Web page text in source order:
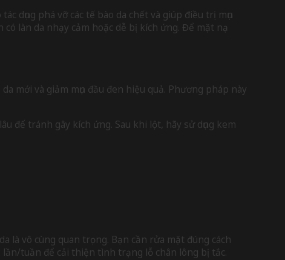
dụng phá vỡ các tế bào da chết và giúp điều trị mụn
làn da nhạy cảm hoặc dễ bị kích ứng. Để mặt nạ
mới và giảm mụn đầu đen hiệu quả. Phương pháp này
để tránh gây kích ứng. Sau khi lột, hãy sử dụng kem
là vô cùng quan trọng. Bạn cần rửa mặt đúng cách
tuần để cải thiện tình trạng lỗ chân lông bị tắc.